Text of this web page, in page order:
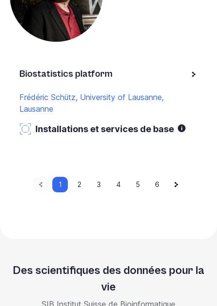
Biostatistics platform
Frédéric Schütz, University of Lausanne,
Lausanne
Installations et services de base
Pagination
précédente
Current
page
1 Page
2 Page
3 Page
4 Page
5 Page
6
page
Des scientifiques des données pour la
vie
SIB Institut Suisse de Bioinformatique